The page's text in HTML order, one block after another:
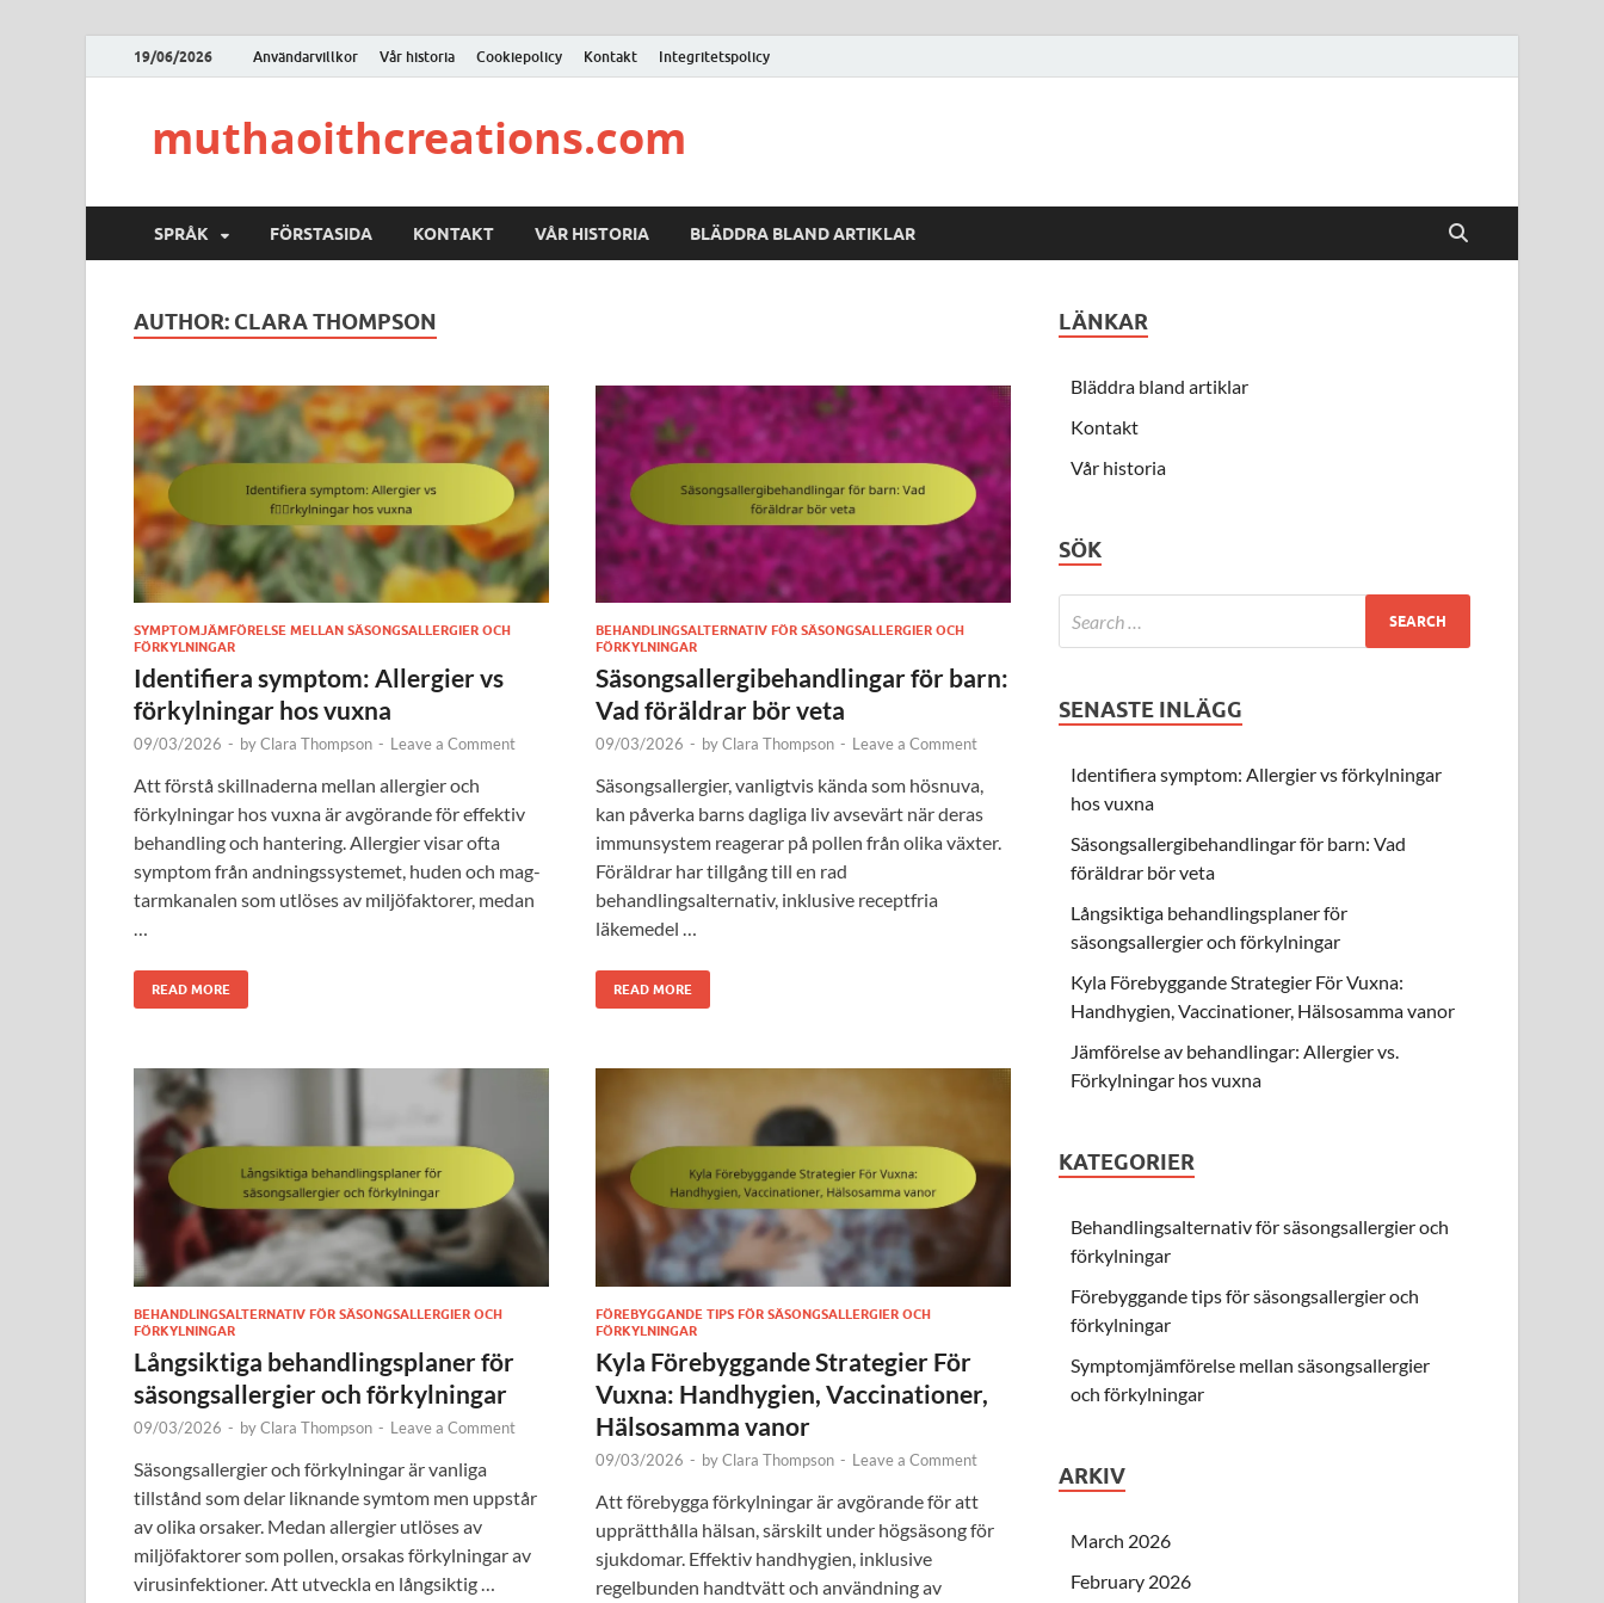
19/06/2026 Användarvillkor Vår historia Cookiepolicy Kontakt Integritetspolicy
muthaoithcreations.com
SPRÅK FÖRSTASIDA KONTAKT VÅR HISTORIA BLÄDDRA BLAND ARTIKLAR
AUTHOR: CLARA THOMPSON
SYMPTOMJÄMFÖRELSE MELLAN SÄSONGSALLERGIER OCH
FÖRKYLNINGAR
Identifiera symptom: Allergier vs
förkylningar hos vuxna
09/03/2026 - byClara Thompson - Leave a Comment
Att förstå skillnaderna mellan allergier och
förkylningar hos vuxna är avgörande för effektiv
behandling och hantering. Allergier visar ofta
symptom från andningssystemet, huden och mag-
tarmkanalen som utlöses av miljöfaktorer, medan
…
READ MORE
BEHANDLINGSALTERNATIV FÖR SÄSONGSALLERGIER OCH
FÖRKYLNINGAR
Säsongsallergibehandlingar för barn:
Vad föräldrar bör veta
09/03/2026 - byClara Thompson - Leave a Comment
Säsongsallergier, vanligtvis kända som hösnuva,
kan påverka barns dagliga liv avsevärt när deras
immunsystem reagerar på pollen från olika växter.
Föräldrar har tillgång till en rad
behandlingsalternativ, inklusive receptfria
läkemedel …
READ MORE
BEHANDLINGSALTERNATIV FÖR SÄSONGSALLERGIER OCH
FÖRKYLNINGAR
Långsiktiga behandlingsplaner för
säsongsallergier och förkylningar
09/03/2026 - byClara Thompson - Leave a Comment
Säsongsallergier och förkylningar är vanliga
tillstånd som delar liknande symtom men uppstår
av olika orsaker. Medan allergier utlöses av
miljöfaktorer som pollen, orsakas förkylningar av
virusinfektioner. Att utveckla en långsiktig …
FÖREBYGGANDE TIPS FÖR SÄSONGSALLERGIER OCH
FÖRKYLNINGAR
Kyla Förebyggande Strategier För
Vuxna: Handhygien, Vaccinationer,
Hälsosamma vanor
09/03/2026 - byClara Thompson - Leave a Comment
Att förebygga förkylningar är avgörande för att
upprätthålla hälsan, särskilt under högsäsong för
sjukdomar. Effektiv handhygien, inklusive
regelbunden handtvätt och användning av
LÄNKAR
Bläddra bland artiklar
Kontakt
Vår historia
SÖK
SENASTE INLÄGG
Identifiera symptom: Allergier vs förkylningar
hos vuxna
Säsongsallergibehandlingar för barn: Vad
föräldrar bör veta
Långsiktiga behandlingsplaner för
säsongsallergier och förkylningar
Kyla Förebyggande Strategier För Vuxna:
Handhygien, Vaccinationer, Hälsosamma vanor
Jämförelse av behandlingar: Allergier vs.
Förkylningar hos vuxna
KATEGORIER
Behandlingsalternativ för säsongsallergier och
förkylningar
Förebyggande tips för säsongsallergier och
förkylningar
Symptomjämförelse mellan säsongsallergier
och förkylningar
ARKIV
March 2026
February 2026